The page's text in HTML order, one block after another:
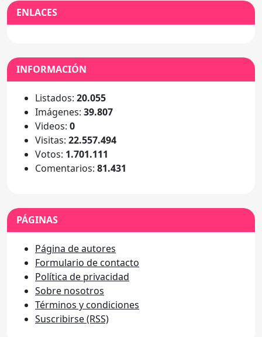
ENLACES
INFORMACIÓN
Listados: 20.055
Imágenes: 39.807
Videos: 0
Visitas: 22.557.494
Votos: 1.701.111
Comentarios: 81.431
PÁGINAS
Página de autores
Formulario de contacto
Política de privacidad
Sobre nosotros
Términos y condiciones
Suscribirse (RSS)